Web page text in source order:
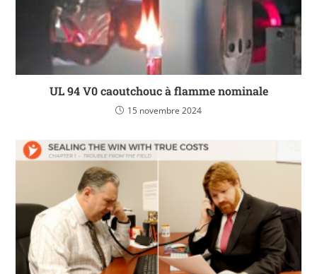
UL 94 V0 caoutchouc à flamme nominale
15 novembre 2024